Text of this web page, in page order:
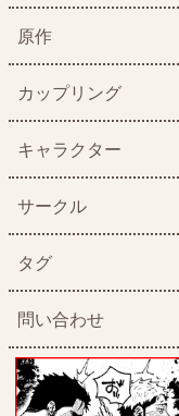
原作
カップリング
キャラクター
サークル
タグ
問い合わせ